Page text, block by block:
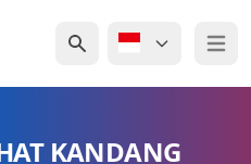
Open
KANDANG